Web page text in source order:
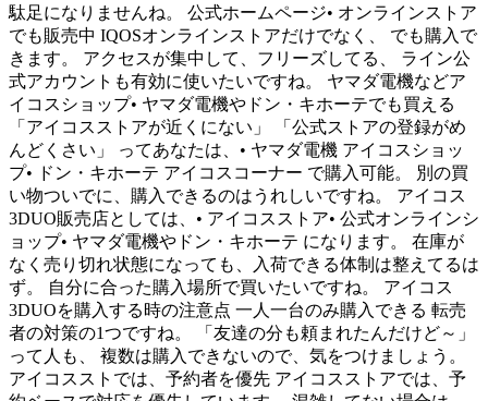
駄足になりませんね。 公式ホームページ• オンラインストア
でも販売中 IQOSオンラインストアだけでなく、 でも購入で
きます。 アクセスが集中して、フリーズしてる、 ライン公
式アカウントも有効に使いたいですね。 ヤマダ電機などア
イコスショップ• ヤマダ電機やドン・キホーテでも買える
「アイコスストアが近くにない」 「公式ストアの登録がめ
んどくさい」 ってあなたは、• ヤマダ電機 アイコスショッ
プ• ドン・キホーテ アイコスコーナー で購入可能。 別の買
い物ついでに、購入できるのはうれしいですね。 アイコス
3DUO販売店としては、• アイコスストア• 公式オンラインシ
ョップ• ヤマダ電機やドン・キホーテ になります。 在庫が
なく売り切れ状態になっても、入荷できる体制は整えてるは
ず。 自分に合った購入場所で買いたいですね。 アイコス
3DUOを購入する時の注意点 一人一台のみ購入できる 転売
者の対策の1つですね。 「友達の分も頼まれたんだけど～」
って人も、 複数は購入できないので、気をつけましょう。
アイコスストでは、予約者を優先 アイコスストアでは、予